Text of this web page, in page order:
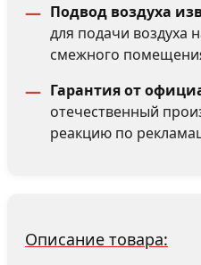
Подвод воздуха
для подачи воздуха
смежного
Гарантия от
отечественный
реакцию по
Описание товара: